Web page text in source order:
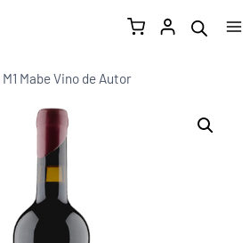
M1 Mabe Vino de Autor